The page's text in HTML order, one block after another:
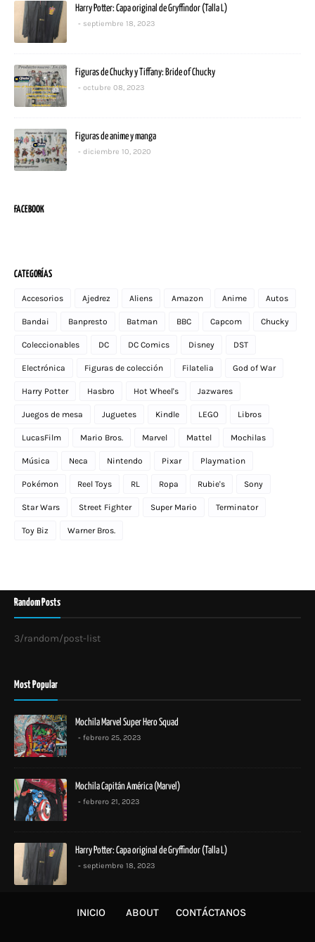
Harry Potter: Capa original de Gryffindor (Talla L)
septiembre 18, 2023
Figuras de Chucky y Tiffany: Bride of Chucky
octubre 08, 2023
Figuras de anime y manga
diciembre 10, 2020
FACEBOOK
CATEGORÍAS
Accesorios Ajedrez Aliens Amazon Anime Autos
Bandai Banpresto Batman BBC Capcom Chucky
Coleccionables DC DC Comics Disney DST
Electrónica Figuras de colección Filatelia God of War
Harry Potter Hasbro Hot Wheel's Jazwares
Juegos de mesa Juguetes Kindle LEGO Libros
LucasFilm Mario Bros. Marvel Mattel Mochilas
Música Neca Nintendo Pixar Playmation
Pokémon Reel Toys RL Ropa Rubie's Sony
Star Wars Street Fighter Super Mario Terminator
Toy Biz Warner Bros.
Random Posts
3/random/post-list
Most Popular
Mochila Marvel Super Hero Squad
febrero 25, 2023
Mochila Capitán América (Marvel)
febrero 21, 2023
Harry Potter: Capa original de Gryffindor (Talla L)
septiembre 18, 2023
INICIO ABOUT CONTÁCTANOS